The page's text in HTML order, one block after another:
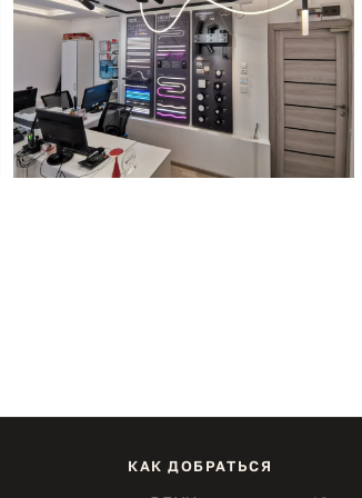
КАК ДОБРАТЬСЯ